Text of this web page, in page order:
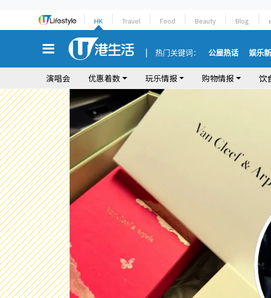
HK Travel Food Beauty Blog
热门关键词： 公屋热话 娱乐
演唱会 优惠着数 玩乐情报 购物情报 饮